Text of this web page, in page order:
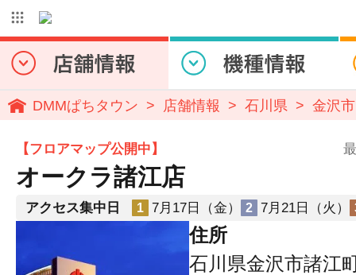
DMMぱちタウン 店舗情報 石川県 金沢市
【フロアマップ公開中】
オークラ諸江店
アクセス集中日 1 7月17日（金） 2 7月21日（火）
住所
石川県金沢市諸江